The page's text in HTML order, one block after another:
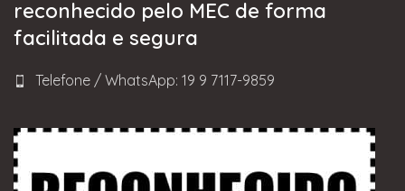
reconhecido pelo MEC de forma
facilitada e segura
Telefone / WhatsApp: 19 9 7117-9859